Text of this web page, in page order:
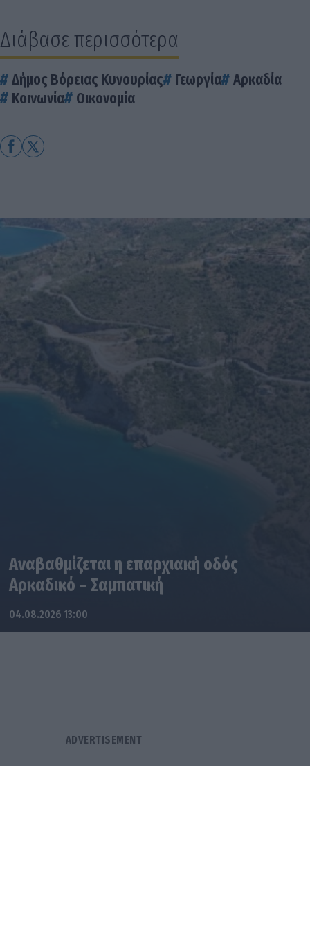
Διάβασε περισσότερα
Δήμος Βόρειας Κυνουρίας Γεωργία
Αρκαδία
Κοινωνία
Οικονομία
Αναβαθμίζεται η επαρχιακή οδός
Αρκαδικό – Σαμπατική
04.08.2026 13:00